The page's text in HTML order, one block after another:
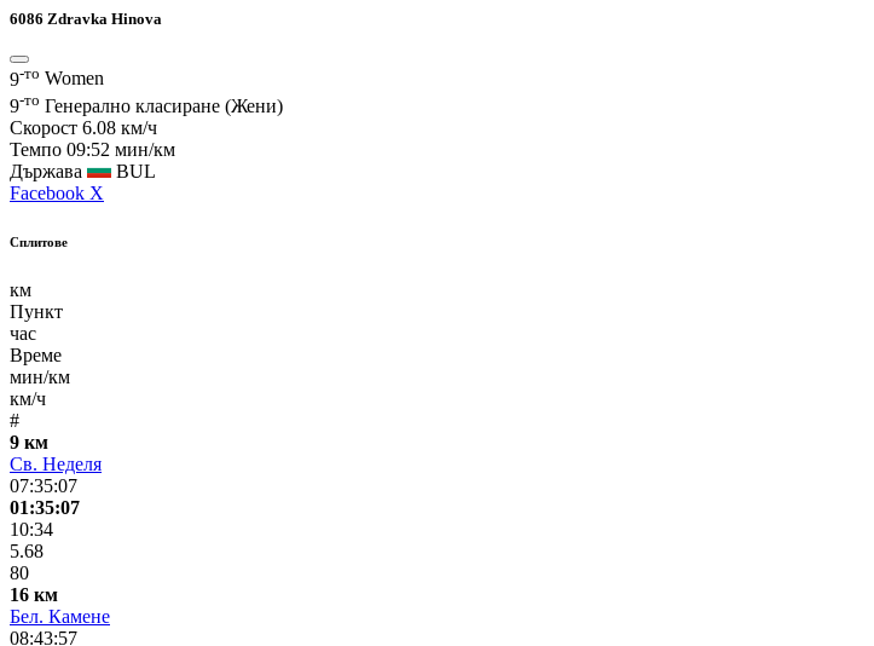
6086 Zdravka Hinova
9-то Women
9-то Генерално класиране (Жени)
Скорост 6.08 км/ч
Темпо 09:52 мин/км
Държава
BUL
Facebook X
Сплитове
км
Пункт
час
Време
мин/км
км/ч
#
9 км
Св. Неделя
07:35:07
01:35:07
10:34
5.68
80
16 км
Бел. Камене
08:43:57